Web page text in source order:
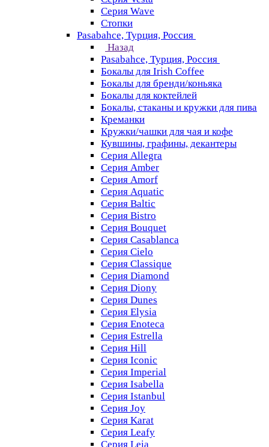
Серия Wave
Стопки
Pasabahce, Турция, Россия
Назад
Pasabahce, Турция, Россия
Бокалы для Irish Coffee
Бокалы для бренди/коньяка
Бокалы для коктейлей
Бокалы, стаканы и кружки для пива
Креманки
Кружки/чашки для чая и кофе
Кувшины, графины, декантеры
Серия Allegra
Серия Amber
Серия Amorf
Серия Aquatic
Серия Baltic
Серия Bistro
Серия Bouquet
Серия Casablanсa
Серия Cielo
Серия Classique
Серия Diamond
Серия Diony
Серия Dunes
Серия Elysia
Серия Enoteca
Серия Estrella
Серия Hill
Серия Iconic
Серия Imperial
Серия Isabella
Серия Istanbul
Серия Joy
Серия Karat
Серия Leafy
Серия Leia